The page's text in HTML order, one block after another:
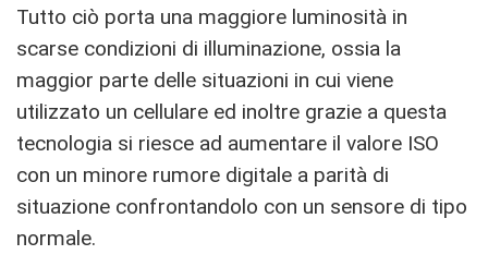
Tutto ciò porta una maggiore luminosità in
scarse condizioni di illuminazione, ossia la
maggior parte delle situazioni in cui viene
utilizzato un cellulare ed inoltre grazie a questa
tecnologia si riesce ad aumentare il valore ISO
con un minore rumore digitale a parità di
situazione confrontandolo con un sensore di tipo
normale.